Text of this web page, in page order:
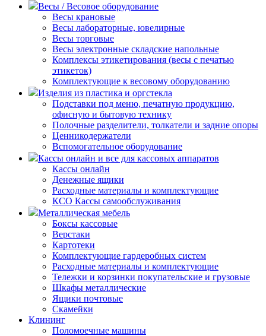
Весы / Весовое оборудование
Весы крановые
Весы лабораторные, ювелирные
Весы торговые
Весы электронные складские напольные
Комплексы этикетирования (весы с печатью
этикеток)
Комплектующие к весовому оборудованию
Изделия из пластика и оргстекла
Подставки под меню, печатную продукцию,
офисную и бытовую технику
Полочные разделители, толкатели и задние опоры
Ценникодержатели
Вспомогательное оборудование
Кассы онлайн и все для кассовых аппаратов
Кассы онлайн
Денежные ящики
Расходные материалы и комплектующие
КСО Кассы самообслуживания
Металлическая мебель
Боксы кассовые
Верстаки
Картотеки
Комплектующие гардеробных систем
Расходные материалы и комплектующие
Тележки и корзинки покупательские и грузовые
Шкафы металлические
Ящики почтовые
Скамейки
Клининг
Поломоечные машины